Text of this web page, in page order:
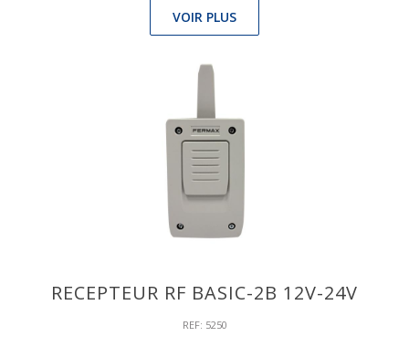
VOIR PLUS
RECEPTEUR RF BASIC-2B 12V-24V
REF: 5250